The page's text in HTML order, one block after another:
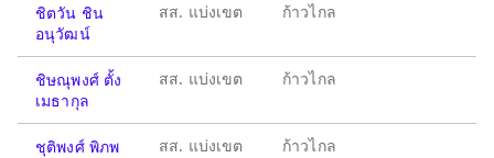
ชิตวัน ชิน
อนุวัฒน์
สส. แบ่งเขต ก้าวไกล
ชิษณุพงศ์ ตั้ง
เมธากุล
สส. แบ่งเขต ก้าวไกล
ชุติพงศ์ พิภพ
สส. แบ่งเขต ก้าวไกล